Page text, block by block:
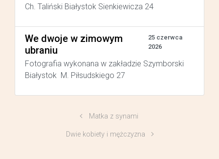
Ch. Taliński Białystok Sienkiewicza 24
We dwoje w zimowym
ubraniu
25 czerwca
2026
Fotografia wykonana w zakładzie Szymborski
Białystok M. Piłsudskiego 27
Matka z synami
Dwie kobiety i mężczyzna